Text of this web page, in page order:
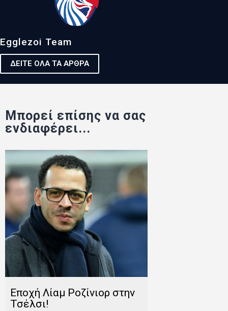
Egglezoi Team
ΔΕΙΤΕ ΟΛΑ ΤΑ ΑΡΘΡΑ
Μπορεί επίσης να σας
ενδιαφέρει...
Εποχή Λίαμ Ροζίνιορ στην
Τσέλσι!